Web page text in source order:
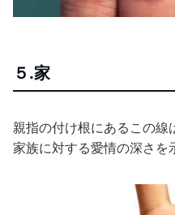
５.家
親指の付け根にあるこの線
家族に対する愛情の深さを